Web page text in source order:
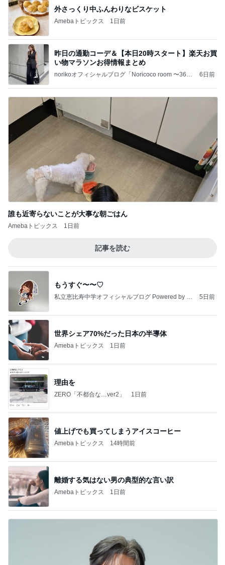
外さっくり中ふんわりなビスケット
Amebaトピックス 1日前
昨日の通勤コーデ＆【本日20時スタート】楽天お買
い物マラソンお得情報まとめ
norikoオフィシャルブログ「Noricoco room 〜365
6日前
誰も近寄らないことが大事な朝ごはん
Amebaトピックス 1日前
記事を読む
もうすぐ〜〜♡
私立恵比寿中学オフィシャルブログ Powered by A
5日前
世界シェア70%だった日本の半導体
Amebaトピックス 1日前
理由を
ZERO「不都合な…ver2」 1日前
値上げでも買ってしまうアイスコーヒー
Amebaトピックス 14時間前
離婚する気はない男の典型的な言い訳
Amebaトピックス 1日前